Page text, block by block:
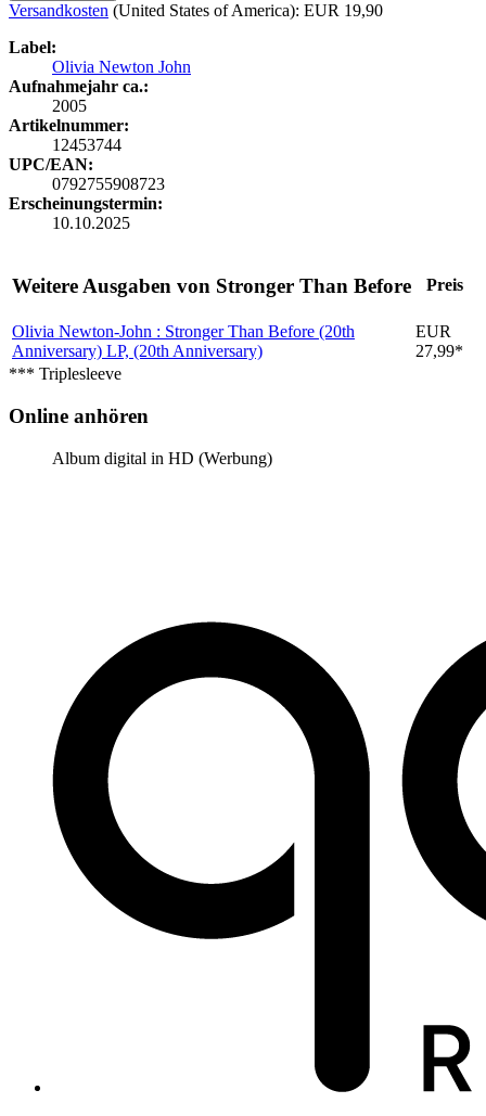
Versandkosten (United States of America): EUR 19,90
Label:
Olivia Newton John
Aufnahmejahr ca.:
2005
Artikelnummer:
12453744
UPC/EAN:
0792755908723
Erscheinungstermin:
10.10.2025
Weitere Ausgaben von Stronger Than Before Preis
Olivia Newton-John : Stronger Than Before (20th
Anniversary) LP, (20th Anniversary)
EUR
27,99*
*** Triplesleeve
Online anhören
Album digital in HD (Werbung)